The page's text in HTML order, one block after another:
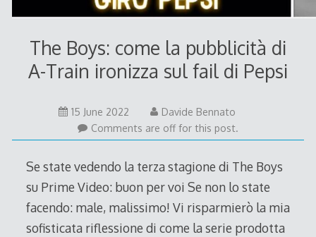
The Boys: come la pubblicità di
A-Train ironizza sul fail di Pepsi
15 June 2022
June
2022
Davide Bennato
Comments are off for this post.
Se state vedendo la terza stagione di The Boys
su Prime Video: buon per voi Se non lo state
facendo: male, malissimo! Vi risparmierò la mia
sofisticata riflessione di come la serie prodotta